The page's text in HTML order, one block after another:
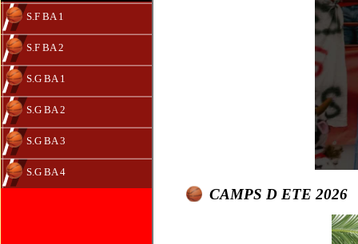
S.F BA 1
S.F BA 2
S.G BA 1
S.G BA 2
S.G BA 3
S.G BA 4
CAMPS D ETE 2026